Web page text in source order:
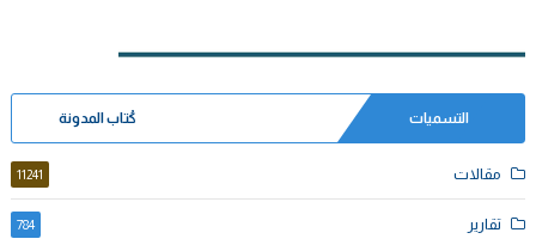
التسميات كُتاب المدونة
مقالات 11241
تقارير 784